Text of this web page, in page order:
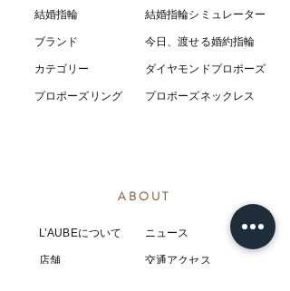
結婚指輪
ブランド
カテゴリー
プロポーズリング
結婚指輪シミ ュレーター
今日、渡せる婚約指輪
ダイヤモンドプロポーズ
プロポーズネックレス
ABOUT
L’AUBEについて
店舗
​ニュース
​交通アクセス